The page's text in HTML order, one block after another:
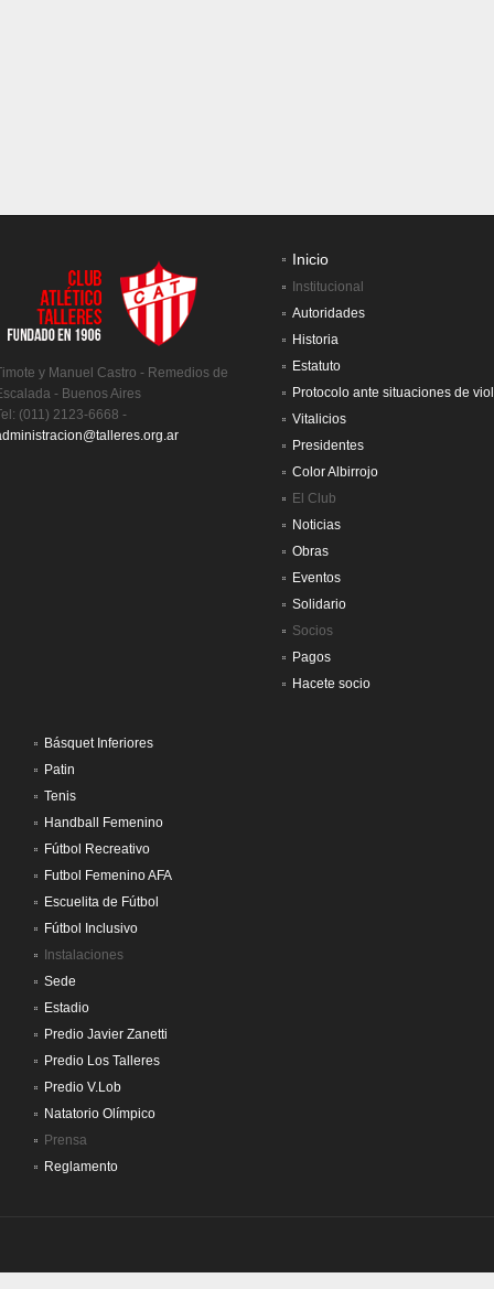
y Manuel Castro - Remedios de
- Buenos Aires
(011) 2123-6668 -
Inicio
Institucional
Autoridades
Historia
Estatuto
Protocolo ante situaciones de
Vitalicios
Presidentes
Color Albirrojo
El Club
Noticias
Obras
Eventos
Solidario
Socios
Pagos
Hacete socio
Básquet Inferiores
Patin
Tenis
Handball Femenino
Fútbol Recreativo
Futbol Femenino AFA
Escuelita de Fútbol
Fútbol Inclusivo
Instalaciones
Sede
Estadio
Predio Javier Zanetti
Predio Los Talleres
Predio V.Lob
Natatorio Olímpico
Prensa
Reglamento